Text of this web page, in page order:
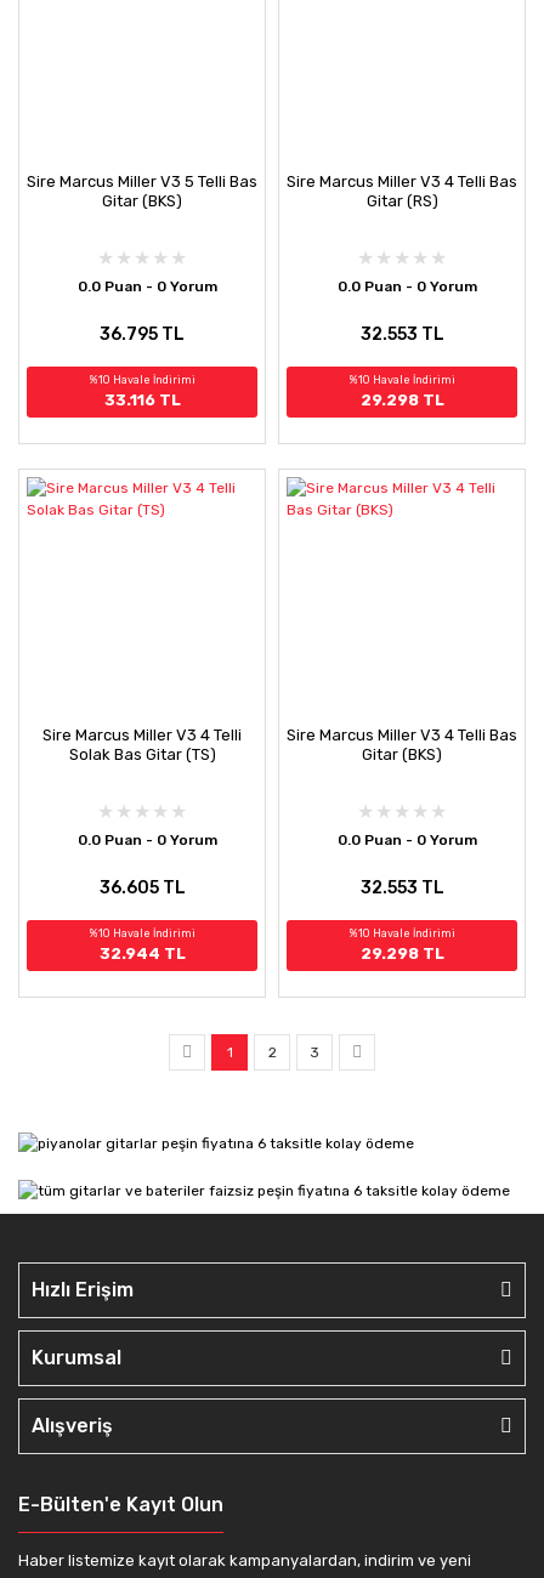
Sire Marcus Miller V3 5 Telli Bas
Gitar (BKS)
0.0 Puan - 0 Yorum
36.795 TL
%10 Havale İndirimi
33.116 TL
Sire Marcus Miller V3 4 Telli Bas
Gitar (RS)
0.0 Puan - 0 Yorum
32.553 TL
%10 Havale İndirimi
29.298 TL
Sire Marcus Miller V3 4 Telli
Solak Bas Gitar (TS)
0.0 Puan - 0 Yorum
36.605 TL
%10 Havale İndirimi
32.944 TL
Sire Marcus Miller V3 4 Telli Bas
Gitar (BKS)
0.0 Puan - 0 Yorum
32.553 TL
%10 Havale İndirimi
29.298 TL
1 2 3
Hızlı Erişim
Kurumsal
Alışveriş
E-Bülten'e Kayıt Olun
Haber listemize kayıt olarak kampanyalardan, indirim ve yeni